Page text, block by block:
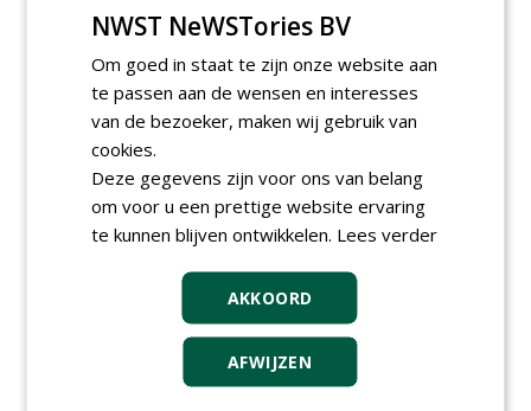
t/m donderdag 27 augustus 2026
past in moderne tuinen
woensdag 26 augustus 2026
Vakdag 'All About Annuals'
centraal in Appeltern
donderdag 27 augustus 2026
GaLaBau 2026: internationale
ontmoetingsplek voor
stedelijk groen
dinsdag 15 september 2026
t/m vrijdag 18 september 2026
NWST NeWSTories BV
Om goed in staat te zijn onze website aan
te passen aan de wensen en interesses
van de bezoeker, maken wij gebruik van
cookies.
Deze gegevens zijn voor ons van belang
om voor u een prettige website ervaring
te kunnen blijven ontwikkelen. Lees verder
AKKOORD
AFWIJZEN